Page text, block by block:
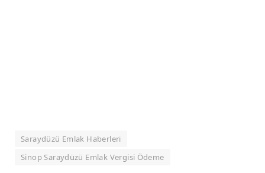
Saraydüzü Emlak Haberleri
Sinop Saraydüzü Emlak Vergisi Ödeme